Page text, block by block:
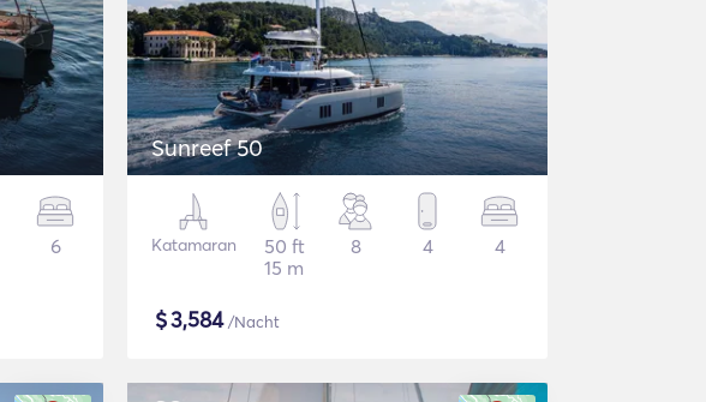
6
Sunreef 50
Katamaran
50 ft
15 m
8 4 4
$3,584/Nacht